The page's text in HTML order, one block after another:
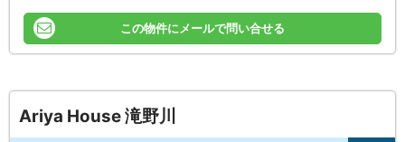
この物件にメールで問い合せる
Ariya House 滝野川